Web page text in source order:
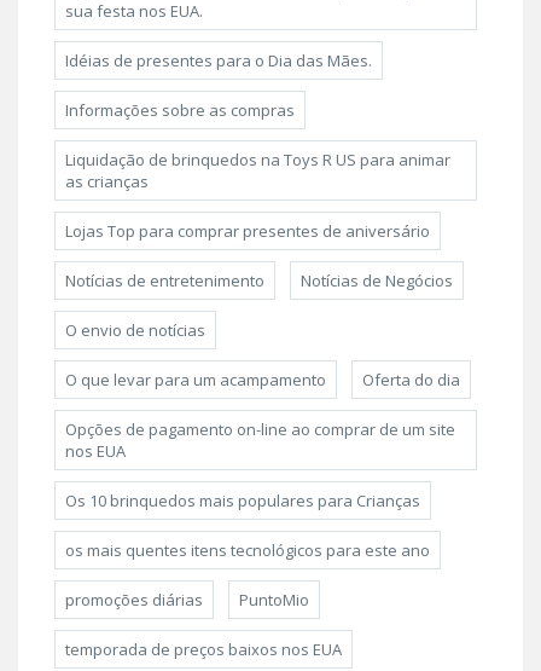
sua festa nos EUA.
Idéias de presentes para o Dia das Mães.
Informações sobre as compras
Liquidação de brinquedos na Toys R US para animar
as crianças
Lojas Top para comprar presentes de aniversário
Notícias de entretenimento Notícias de Negócios
O envio de notícias
O que levar para um acampamento Oferta do dia
Opções de pagamento on-line ao comprar de um site
nos EUA
Os 10 brinquedos mais populares para Crianças
os mais quentes itens tecnológicos para este ano
promoções diárias PuntoMio
temporada de preços baixos nos EUA